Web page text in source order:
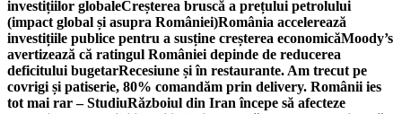
investițiilor globaleCreșterea bruscă a prețului petrolului
(impact global și asupra României)România accelerează
investițiile publice pentru a susține creșterea economicăMoody’s
avertizează că ratingul României depinde de reducerea
deficitului bugetarRecesiune și în restaurante. Am trecut pe
covrigi și patiserie, 80% comandăm prin delivery. Românii ies
tot mai rar – StudiuRăzboiul din Iran începe să afecteze